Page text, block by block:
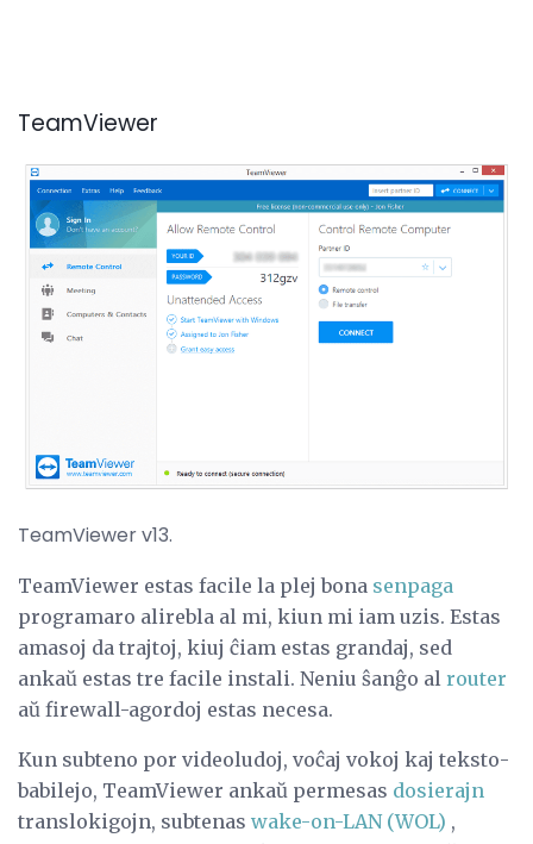
TeamViewer
TeamViewer v13.
TeamViewer estas facile la plej bona senpaga
programaro alirebla al mi, kiun mi iam uzis. Estas
amasoj da trajtoj, kiuj ĉiam estas grandaj, sed
ankaŭ estas tre facile instali. Neniu ŝanĝo al router
aŭ firewall-agordoj estas necesa.
Kun subteno por videoludoj, voĉaj vokoj kaj teksto-
babilejo, TeamViewer ankaŭ permesas dosierajn
translokigojn, subtenas wake-on-LAN (WOL) ,